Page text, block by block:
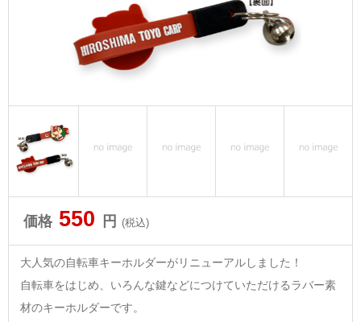
価格 550 円 (税込)
大人気の自転車キーホルダーがリニューアルしました！
自転車をはじめ、いろんな鍵などにつけていただけるラバー素
材のキーホルダーです。